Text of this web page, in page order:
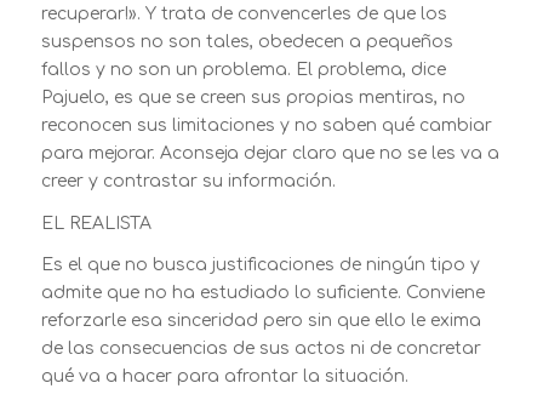
recuperar!». Y trata de convencerles de que los
suspensos no son tales, obedecen a pequeños
fallos y no son un problema. El problema, dice
Pajuelo, es que se creen sus propias mentiras, no
reconocen sus limitaciones y no saben qué cambiar
para mejorar. Aconseja dejar claro que no se les va a
creer y contrastar su información.
EL REALISTA
Es el que no busca justificaciones de ningún tipo y
admite que no ha estudiado lo suficiente. Conviene
reforzarle esa sinceridad pero sin que ello le exima
de las consecuencias de sus actos ni de concretar
qué va a hacer para afrontar la situación.